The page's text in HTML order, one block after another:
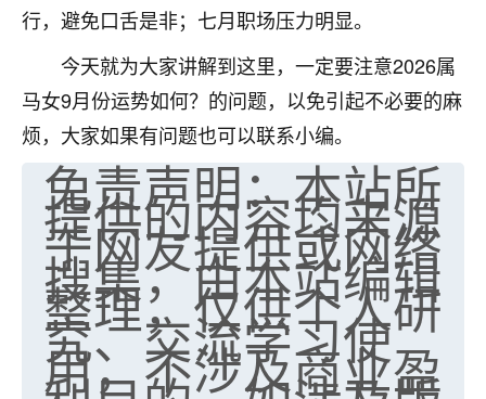
行，避免口舌是非；七月职场压力明显。
今天就为大家讲解到这里，一定要注意2026属
马女9月份运势如何？的问题，以免引起不必要的麻
烦，大家如果有问题也可以联系小编。
免责声明：本站所
提供的内容均来源
于网友提供或网络
搜集，由本站编辑
整理，仅供个人研
究、交流学习使
用，不涉及商业盈
优秀的张同学
老师收徒吗？？我对这些很感兴趣
2天前 来自山西 15